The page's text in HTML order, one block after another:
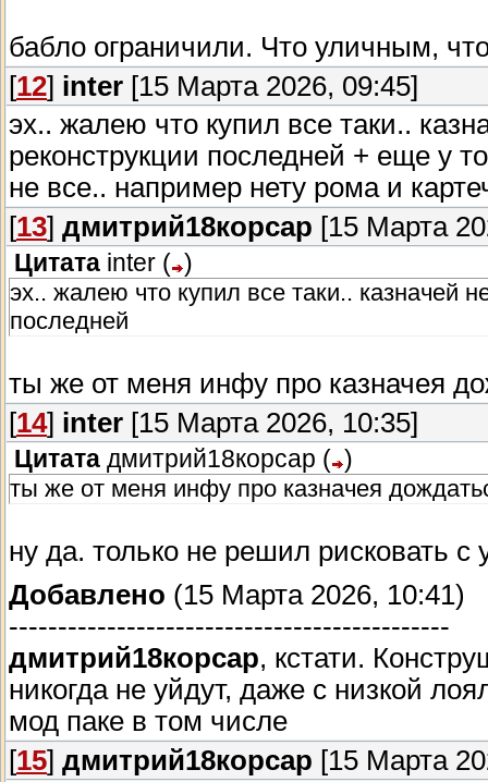
бабло ограничили. Что уличным,
[12] inter [15 Марта 2026, 09:45]
эх.. жалею что купил все таки..
реконструкции последней + еще у
не все.. например нету рома и
[13] дмитрий18корсар [15 Марта
Цитата inter ( )
эх.. жалею что купил все таки.. казначей
последней
ты же от меня инфу про казначея
[14] inter [15 Марта 2026, 10:35]
Цитата дмитрий18корсар ( )
ты же от меня инфу про казначея
ну да. только не решил рисковать
Добавлено (15 Марта 2026, 10:41)
---------------------------------------------
дмитрий18корсар, кстати.
никогда не уйдут, даже с низкой
мод паке в том числе
[15] дмитрий18корсар [15 Марта